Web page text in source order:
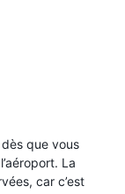
que vous
La
car c’est